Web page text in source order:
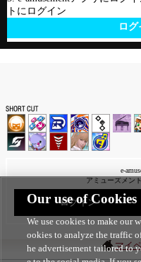
トにログイン
ログ
e-
アミューズメン
ログイン
マイ
Our use of Cookies
We use cookies to make our
ookies to analyze the traffic
he advertisement tailored to